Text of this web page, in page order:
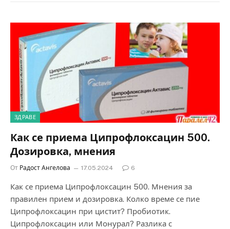
ЗДРАВЕ
Как се приема Ципрофлоксацин 500.
Дозировка, мнения
От Радост Ангелова 17.05.2024 6
Как се приема Ципрофлоксацин 500. Мнения за
правилен прием и дозировка. Колко време се пие
Ципрофлоксацин при цистит? Пробиотик.
Ципрофлоксацин или Монурал? Разлика с